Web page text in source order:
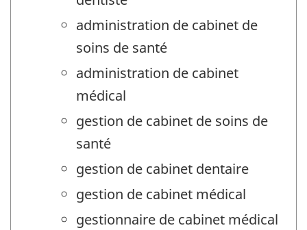
administration de cabinet de
soins de santé
administration de cabinet
médical
gestion de cabinet de soins de
santé
gestion de cabinet dentaire
gestion de cabinet médical
gestionnaire de cabinet médical